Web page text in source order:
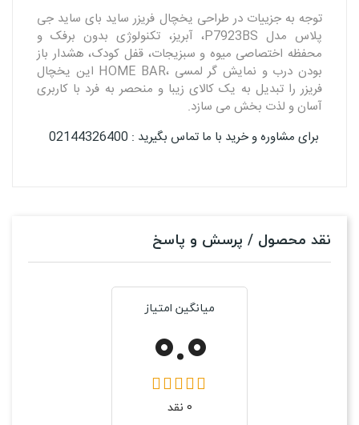
توجه به جزییات در طراحی یخچال فریزر ساید بای ساید جی
پلاس مدل P7923BS، آبریز، تکنولوژی بدون برفک و
محفظه اختصاصی میوه و سبزیجات، قفل کودک، هشدار باز
بودن درب و نمایش گر لمسی ،HOME BAR این یخچال
فریزر را تبدیل به یک کالای زیبا و منحصر به فرد با کاربری
آسان و لذت بخش می سازد.
برای مشاوره و خرید با ما تماس بگیرید : 02144326400
نقد محصول / پرسش و پاسخ
میانگین امتیاز
0.0
0 نقد